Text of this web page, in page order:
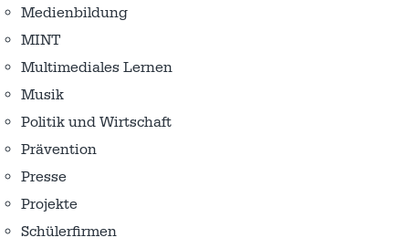
Medienbildung
MINT
Multimediales Lernen
Musik
Politik und Wirtschaft
Prävention
Presse
Projekte
Schülerfirmen